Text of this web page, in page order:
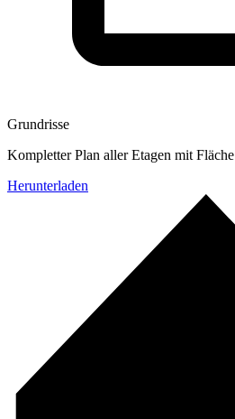
Grundrisse
Kompletter Plan aller Etagen mit Fläche
Herunterladen